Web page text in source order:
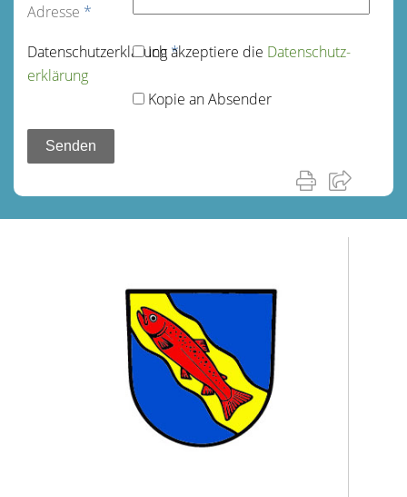
Adresse *
Datenschutz­erklärung*
Ich akzeptiere die Datenschutz­
erklärung
Kopie an Absender